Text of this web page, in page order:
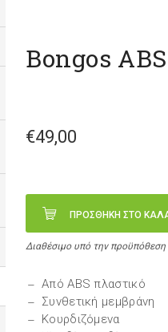
Bongos ABS
€49,00
ΠΡΟΣΘΗΚΗ ΣΤΟ
Διαθέσιμο υπό την
Από ABS πλαστικό
Συνθετική μεμβράνη
Κουρδιζόμενα